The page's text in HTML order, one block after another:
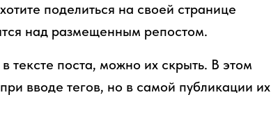
поделиться на своей странице
над размещенным репостом.
тексте поста, можно их скрыть. В этом
вводе тегов, но в самой публикации их